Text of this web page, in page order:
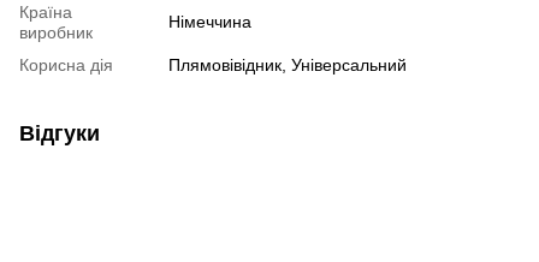
Країна
виробник
Німеччина
Корисна дія Плямовівідник, Універсальний
Відгуки